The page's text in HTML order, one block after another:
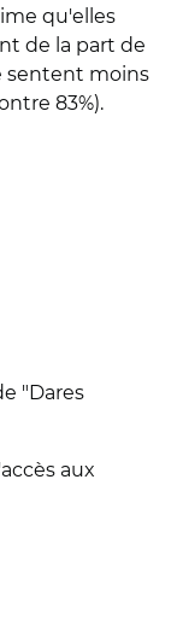
qu'elles
de la part de
sentent moins
83%).
"Dares
aux